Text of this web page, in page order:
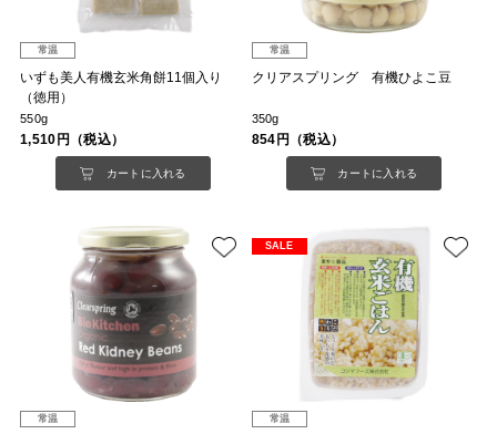
常温
いずも美人有機玄米角餅11個入り
（徳用）
550g
1,510円（税込）
カートに入れる
常温
クリアスプリング 有機ひよこ豆
350g
854円（税込）
カートに入れる
常温
SALE
常温